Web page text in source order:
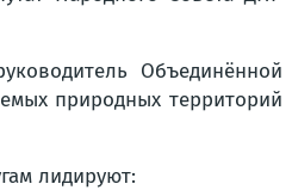
Объединённой
природных территорий
лидируют: